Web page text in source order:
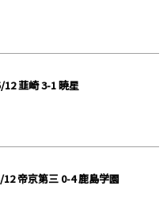
12 韮崎 3-1 暁星
12 帝京第三 0-4 鹿島学園